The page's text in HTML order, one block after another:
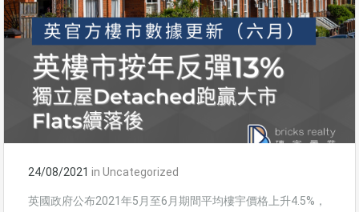
24/08/2021 in Uncategorized
英國政府公布2021年5月至6月期間平均樓宇價格上升4.5%，